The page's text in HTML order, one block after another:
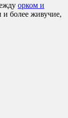
орком и
более живучие,